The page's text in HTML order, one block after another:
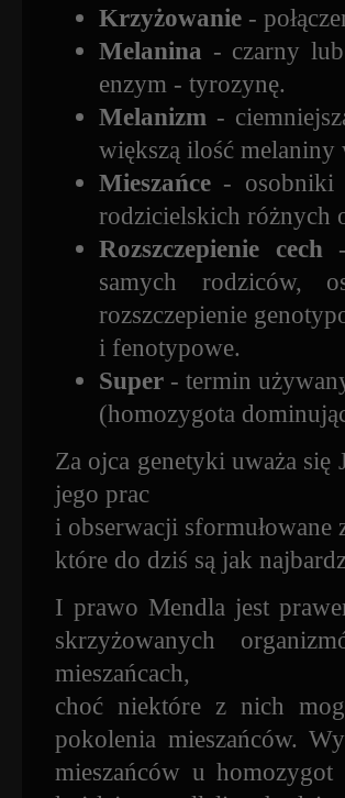
Krzyżowanie -
Melanina - czarny
enzym - tyrozynę.
Melanizm -
większą ilość
Mieszańce - osobniki
rodzicielskich różnych
Rozszczepienie cech
samych rodziców,
rozszczepienie
i fenotypowe.
Super - termin
(homozygota
Za ojca genetyki uważa się
jego prac
i obserwacji sformułowane
które do dziś są jak
I prawo Mendla jest
skrzyżowanych
mieszańcach,
choć niektóre z nich
pokolenia mieszańców.
mieszańców u